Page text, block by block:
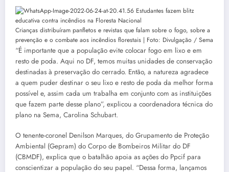
Crianças distribuíram panfletos e revistas que falam sobre o fogo, sobre a
prevenção e o combate aos incêndios florestais | Foto: Divulgação / Sema
“É importante que a população evite colocar fogo em lixo e em
resto de poda. Aqui no DF, temos muitas unidades de conservação
destinadas à preservação do cerrado. Então, a natureza agradece
a quem puder destinar o seu lixo e resto de poda da melhor forma
possível e, assim cada um trabalha em conjunto com as instituições
que fazem parte desse plano”, explicou a coordenadora técnica do
plano na Sema, Carolina Schubart.
O tenente-coronel Denilson Marques, do Grupamento de Proteção
Ambiental (Gepram) do Corpo de Bombeiros Militar do DF
(CBMDF), explica que o batalhão apoia as ações do Ppcif para
conscientizar a população do seu papel. “Dessa forma, lançamos